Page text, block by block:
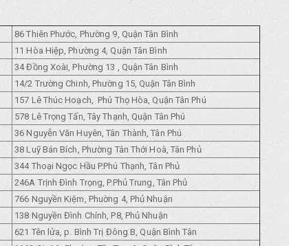
86 Thiên Phước, Phường 9, Quận Tân Bình
11 Hòa Hiệp, Phường 4, Quận Tân Bình
34 Đồng Xoài, Phường 13 , Quận Tân Bình
14/2 Trường Chinh, Phường 15, Quận Tân Bình
157 Lê Thúc Hoạch, Phú Thọ Hòa, Quận Tân Phú
578 Lê Trọng Tấn, Tây Thạnh, Quận Tân Phú
36 Nguyễn Văn Huyên, Tân Thành, Tân Phú
38 Luỹ Bán Bích, Phường Tân Thới Hoà, Tân Phủ
344 Thoại Ngọc Hầu P.Phú Thạnh, Tân Phủ
246A Trịnh Đình Trọng, P.Phủ Trung, Tân Phủ
766 Nguyền Kiệm, Phuờng 4, Phủ Nhuận
138 Nguyền Đình Chính, P8, Phủ Nhuận
621 Tên lửa, p. Bình Trị Đông B, Quận Bình Tân